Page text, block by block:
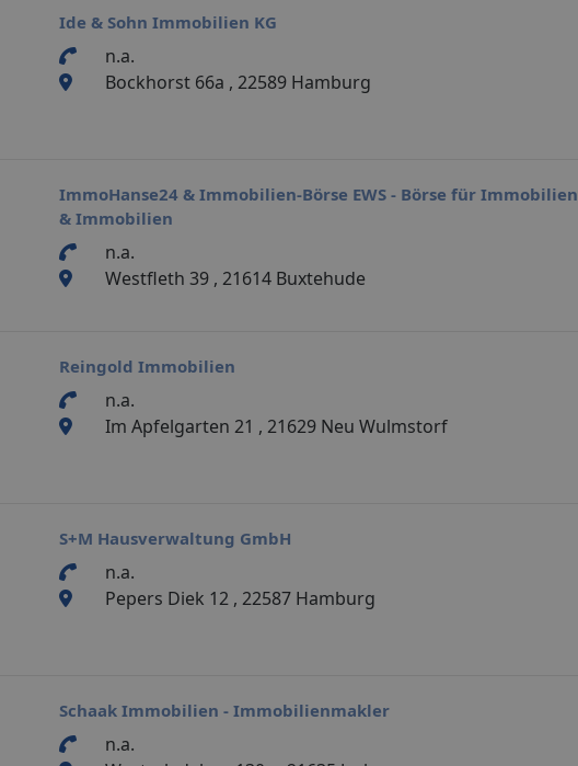
Ide & Sohn Immobilien KG
n.a.
Bockhorst 66a , 22589 Hamburg
ImmoHanse24 & Immobilien-Börse EWS - Börse für Immobilien
& Immobilien
n.a.
Westfleth 39 , 21614 Buxtehude
Reingold Immobilien
n.a.
Im Apfelgarten 21 , 21629 Neu Wulmstorf
S+M Hausverwaltung GmbH
n.a.
Pepers Diek 12 , 22587 Hamburg
Schaak Immobilien - Immobilienmakler
n.a.